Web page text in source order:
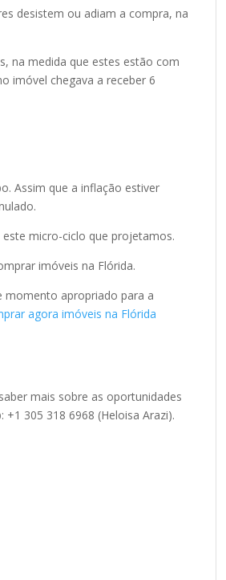
desistem ou adiam a compra, na
na medida que estes estão com
imóvel chegava a receber 6
Assim que a inflação estiver
micro-ciclo que projetamos.
imóveis na Flórida.
apropriado para a
agora imóveis na Flórida
mais sobre as oportunidades
305 318 6968 (Heloisa Arazi).